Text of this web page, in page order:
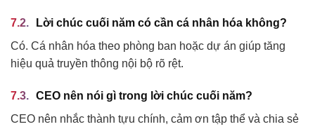
Lời chúc cuối năm có cần cá nhân hóa không?
Có. Cá nhân hóa theo phòng ban hoặc dự án giúp tăng
hiệu quả truyền thông nội bộ rõ rệt.
CEO nên nói gì trong lời chúc cuối năm?
CEO nên nhắc thành tựu chính, cảm ơn tập thể và chia sẻ